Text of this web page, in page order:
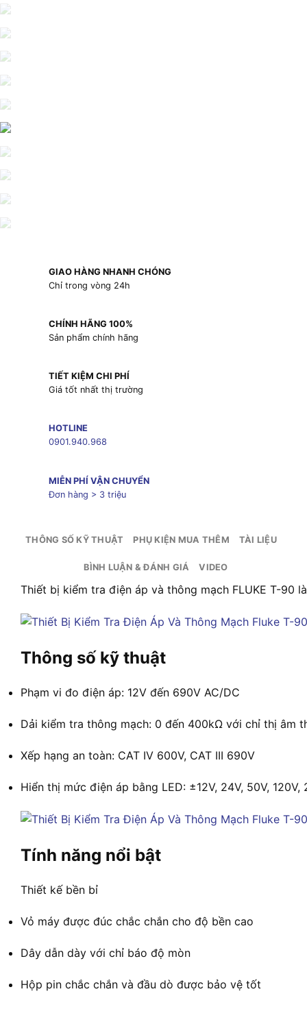
GIAO HÀNG NHANH CHÓNG
Chỉ trong vòng 24h
CHÍNH HÃNG 100%
Sản phẩm chính hãng
TIẾT KIỆM CHI PHÍ
Giá tốt nhất thị trường
HOTLINE
0901.940.968
MIỄN PHÍ VẬN CHUYỂN
Đơn hàng > 3 triệu
THÔNG SỐ KỸ THUẬT PHỤ KIỆN MUA THÊM TÀI LIỆU
BÌNH LUẬN & ĐÁNH GIÁ VIDEO
Thiết bị kiểm tra điện áp và thông mạch FLUKE T-
Thông số kỹ thuật
Phạm vi đo điện áp: 12V đến 690V AC/DC
Dải kiểm tra thông mạch: 0 đến 400kΩ với chỉ thị âm
Xếp hạng an toàn: CAT IV 600V, CAT III 690V
Hiển thị mức điện áp bằng LED: ±12V, 24V, 50V, 120V,
Tính năng nổi bật
Thiết kế bền bỉ
Vỏ máy được đúc chắc chắn cho độ bền cao
Dây dẫn dày với chỉ báo độ mòn
Hộp pin chắc chắn và đầu dò được bảo vệ tốt